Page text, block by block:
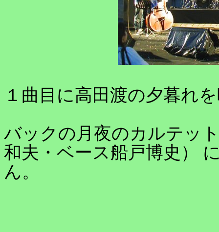
１曲目に高田渡の夕暮れ
バックの月夜のカルテッ
和夫・ベース船戸博史）
ん。